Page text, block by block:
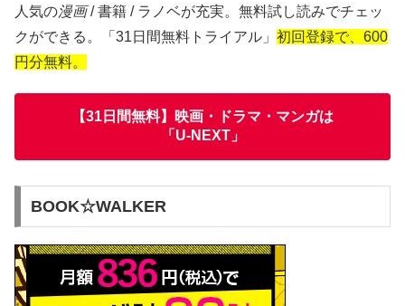
人気の漫画/ 書籍 / ラノベが充実。無料試し読みでチェッ
クができる。「31日間無料トライアル」 初回登録で、600
円分無料。
【31日間無料】映画・ドラマ・マンガは
「U-NEXT」
BOOK☆WALKER